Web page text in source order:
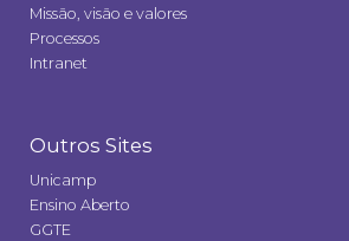
Missão, visão e valores
Processos
Intranet
Outros Sites
Unicamp
Ensino Aberto
GGTE